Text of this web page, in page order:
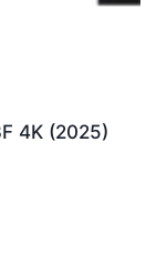
4K (2025)